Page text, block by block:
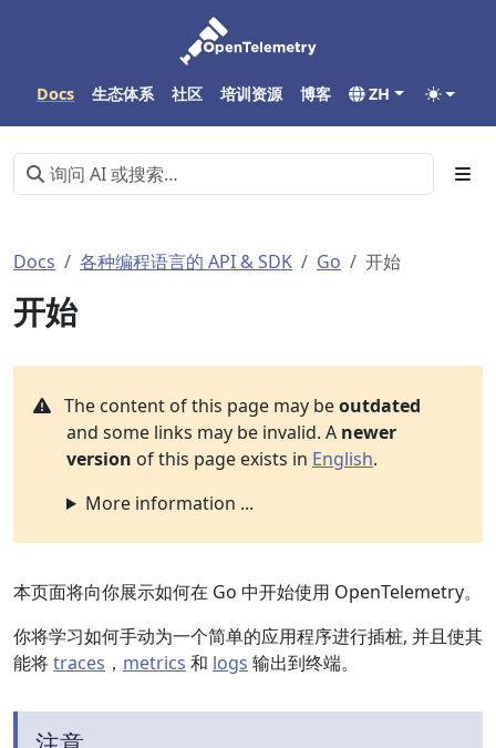
Docs 生态体系 社区 培训资源 博客 ZH
Docs 各种编程语言的 API & SDK Go 开始
开始
The content of this page may beoutdated
and some links may be invalid. A newer
version of this page exists in English.
More information ...
本页面将向你展示如何在 Go 中开始使用 OpenTelemetry。
你将学习如何手动为一个简单的应用程序进行插桩, 并且使其
能将traces ， metrics 和 logs 输出到终端。